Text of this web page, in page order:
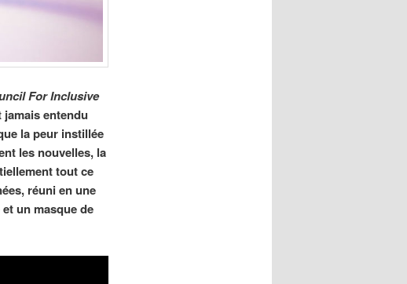
For Inclusive
jamais entendu
la peur instillée
les nouvelles, la
tout ce
réuni en une
un masque de